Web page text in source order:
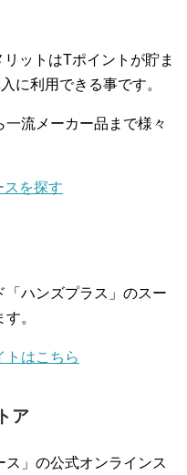
ットはTポイントが貯ま
に利用できる事です。
流メーカー品まで様々
スを探す
ハンズプラス」のスー
。
トはこちら
ア
ス」の公式オンラインス